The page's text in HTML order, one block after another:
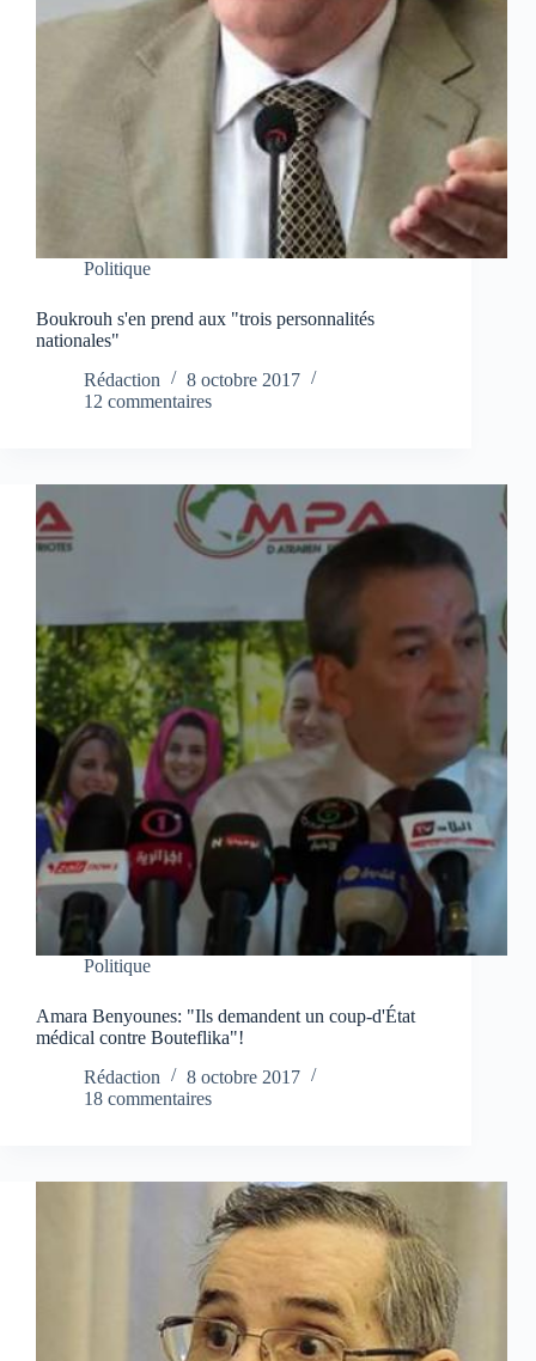
Politique
Boukrouh s'en prend aux "trois personnalités
nationales"
Rédaction
8 octobre 2017
12 commentaires
Politique
Amara Benyounes: "Ils demandent un coup-d'État
médical contre Bouteflika"!
Rédaction
8 octobre 2017
18 commentaires